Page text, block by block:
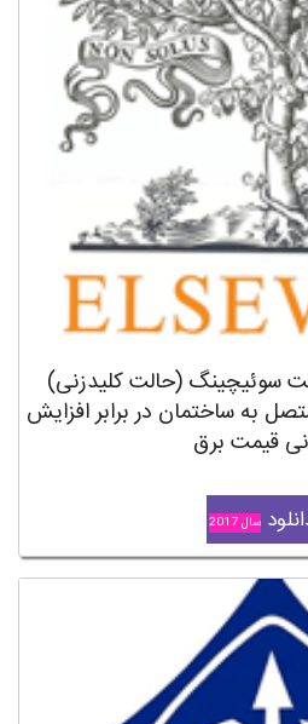
سوئیچینگ (حالت کلیدزنی)
به ساختمان در برابر افزایش
قیمت برق
سال 2017